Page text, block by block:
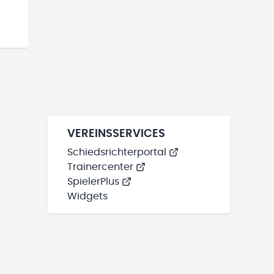
VEREINSSERVICES
Schiedsrichterportal
Trainercenter
SpielerPlus
Widgets